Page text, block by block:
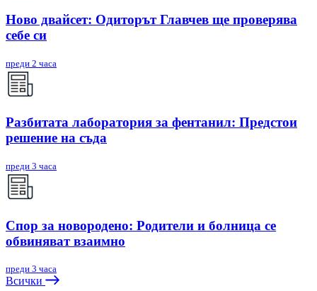
Ново двайсет: Одиторът Главчев ще проверява
себе си
преди 2 часа
Разбитата лаборатория за фентанил: Предстои
решение на съда
преди 3 часа
Спор за новородено: Родители и болница се
обвиняват взаимно
преди 3 часа
Всички